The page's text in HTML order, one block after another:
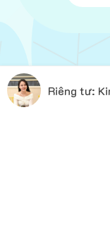
Copyright © 2018 -
này.
Riêng tư: